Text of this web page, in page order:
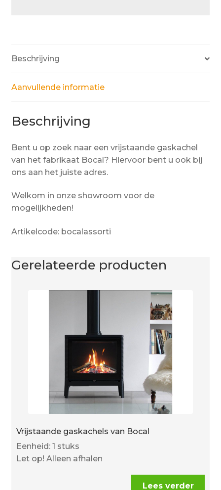
Beschrijving
Aanvullende informatie
Beschrijving
Bent u op zoek naar een vrijstaande gaskachel
van het fabrikaat Bocal? Hiervoor bent u ook bij
ons aan het juiste adres.
Welkom in onze showroom voor de
mogelijkheden!
Artikelcode: bocalassorti
Gerelateerde producten
Vrijstaande gaskachels van Bocal
Eenheid: 1 stuks
Let op! Alleen afhalen
Lees verder